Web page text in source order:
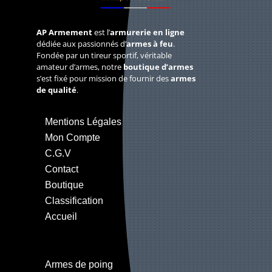
AP Armementest l’armurerie en ligne
dédiée aux passionnés d’armes à feu.
Fondée par un tireur sportif, véritable
amateur d’armes, notre boutique d’armes
s’est fixé pour mission de fournir desarmes
de qualité.
Mentions Légales
Mon Compte
C.G.V
Contact
Boutique
Classification
Accueil
Armes de poing